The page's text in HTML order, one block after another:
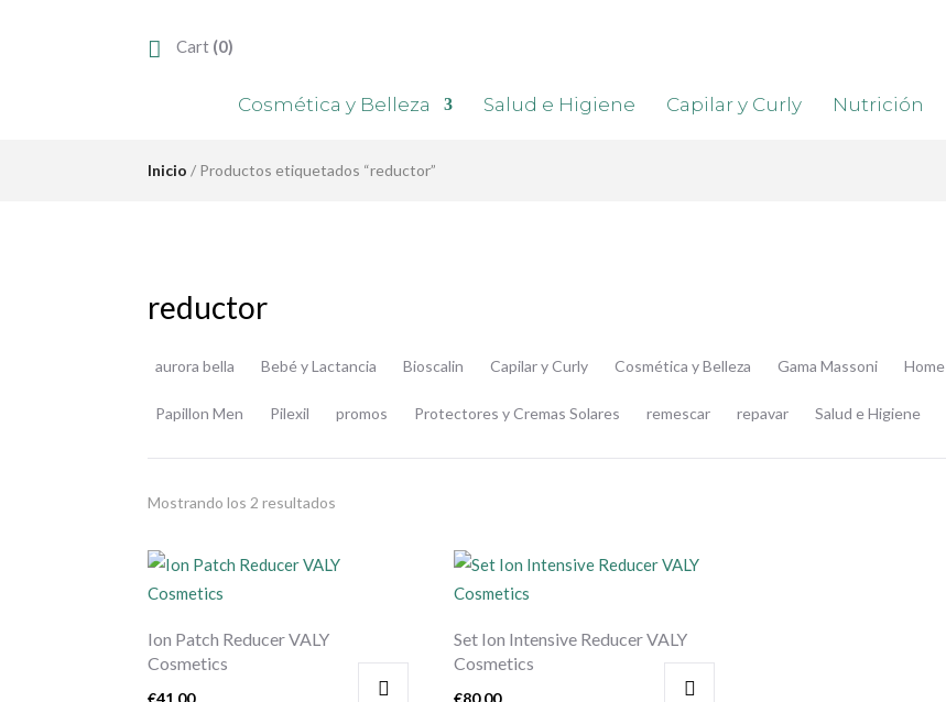
Cart (0)
Cosmética y Belleza Salud e Higiene Capilar y Curly Nutrición
Inicio / Productos etiquetados “reductor”
reductor
aurora bella Bebé y Lactancia Bioscalin Capilar y Curly Cosmética y Belleza Gama Massoni Home
Papillon Men Pilexil promos Protectores y Cremas Solares remescar repavar Salud e Higiene
Mostrando los 2 resultados
Ion Patch Reducer VALY
Cosmetics
€41,00
Set Ion Intensive Reducer VALY
Cosmetics
€80,00